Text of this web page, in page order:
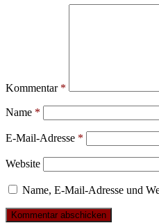
Kommentar *
Name *
E-Mail-Adresse *
Website
Name, E-Mail-Adresse und